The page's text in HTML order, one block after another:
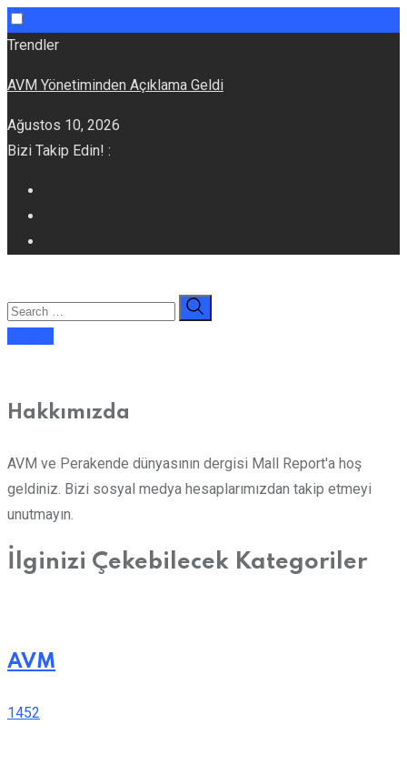
Skip
content
Trendler
AVM Yönetiminden Açıklama Geldi
Ağustos 10, 2026
Bizi Takip Edin! :
Hakkımızda
AVM ve Perakende dünyasının dergisi Mall Report'a hoş
geldiniz. Bizi sosyal medya hesaplarımızdan takip etmeyi
unutmayın.
İlginizi Çekebilecek Kategoriler
AVM
1452